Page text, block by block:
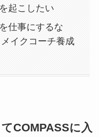
起こしたい
仕事にするな
イクコーチ養成
COMPASSに入